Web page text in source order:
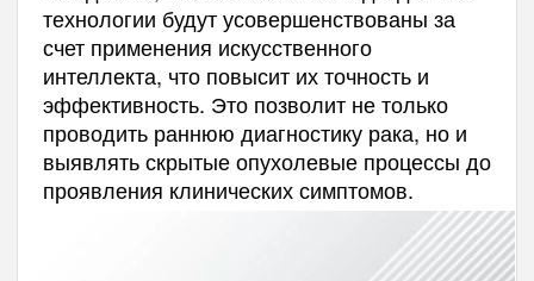
технологии будут усовершенствованы за
счет применения искусственного
интеллекта, что повысит их точность и
эффективность. Это позволит не только
проводить раннюю диагностику рака, но и
выявлять скрытые опухолевые процессы до
проявления клинических симптомов.